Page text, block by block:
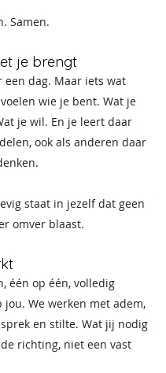
Samen.
je brengt
een dag. Maar iets wat
wie je bent. Wat je
je wil. En je leert daar
ook als anderen daar
staat in jezelf dat geen
omver blaast.
één op één, volledig
jou. We werken met adem,
en stilte. Wat jij nodig
richting, niet een vast